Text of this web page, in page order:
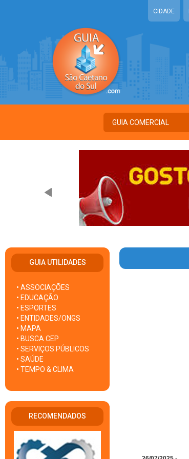
CIDADE
GUIA UTILIDADES
• ASSOCIAÇÕES
• EDUCAÇÃO
• ESPORTES
• ENTIDADES/ONGS
• MAPA
• BUSCA CEP
• SERVIÇOS PÚBLICOS
• SAÚDE
• TEMPO & CLIMA
RECOMENDADOS